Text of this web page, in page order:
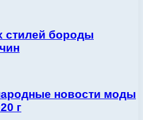
стилей бороды
новости моды
г